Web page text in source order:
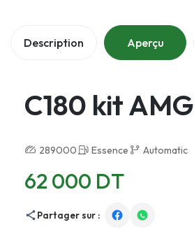
Description Aperçu
C180 kit AMG
289000 Essence Automatic
62 000 DT
Partager sur :